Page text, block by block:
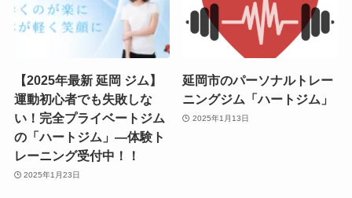
【2025年最新 延岡 ジム】
運動初心者でも失敗しな
い！完全プライベートジム
の「ハートジム」—体験ト
レーニング受付中！！
2025年1月23日
延岡市のパーソナルトレー
ニングジム「ハートジム」
2025年1月13日